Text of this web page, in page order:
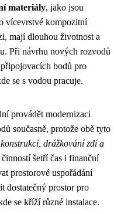
materiály, jako jsou
vícevrstvé kompozitní
mají dlouhou životnost a
Při návrhu nových rozvodů
bodů pro
se s vodou pracuje.
provádět modernizaci
současně, protože obě tyto
drážkování zdí a
šetří čas i finanční
prostorové uspořádání
dostatečný prostor pro
se kříží různé instalace.